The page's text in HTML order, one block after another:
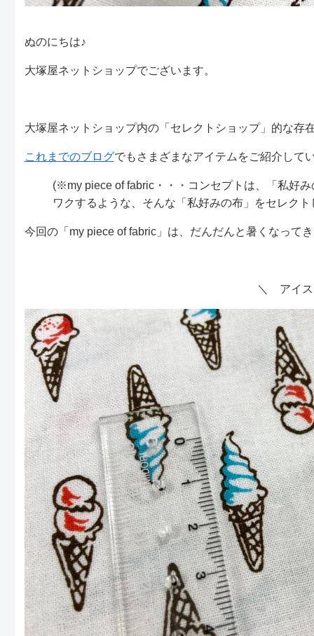
ぬのにちは♪
大塚屋ネットショップでございます。
大塚屋ネットショップ内の「セレクトショップ」的な存
これまでのブログでもさまざまなアイテムをご紹介して
(※my piece of fabric・・・コンセプトは、「私好
ワクするような、そんな「私好みの布」をセレクト
今回の「my piece of fabric」は、だんだんと暑くなって
＼ アイス